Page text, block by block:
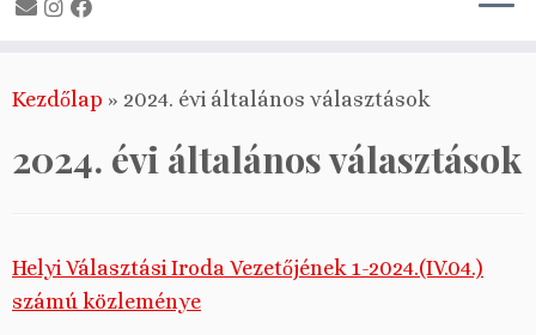
toKezdőlap » 2024. évi általános választások
2024. évi általános választások
Helyi Választási Iroda Vezetőjének 1-2024.(IV.04.)
számú közleménye